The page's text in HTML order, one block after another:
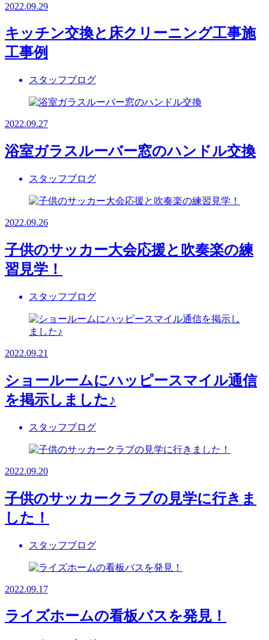
2022.09.29
キッチン交換と床クリーニング工事施
工事例
スタッフブログ
2022.09.27
浴室ガラスルーバー窓のハンドル交換
スタッフブログ
2022.09.26
子供のサッカー大会応援と吹奏楽の練
習見学！
スタッフブログ
2022.09.21
ショールームにハッピースマイル通信
を掲示しました♪
スタッフブログ
2022.09.20
子供のサッカークラブの見学に行きま
した！
スタッフブログ
2022.09.17
ライズホームの看板バスを発見！